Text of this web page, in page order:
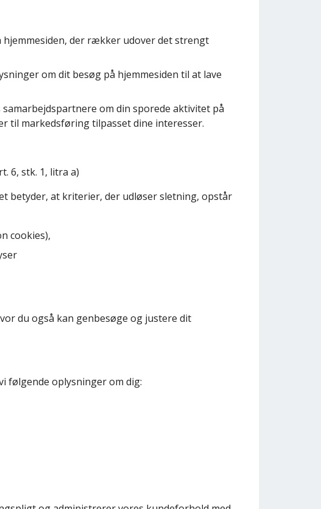
der rækker udover det strengt
om dit besøg på hjemmesiden til at lave
om din sporede aktivitet på
til markedsføring tilpasset dine interesser.
6, stk. 1, litra a)
betyder, at kriterier, der udløser sletning, opstår
cookies),
du også kan genbesøge og justere dit
følgende oplysninger om dig: